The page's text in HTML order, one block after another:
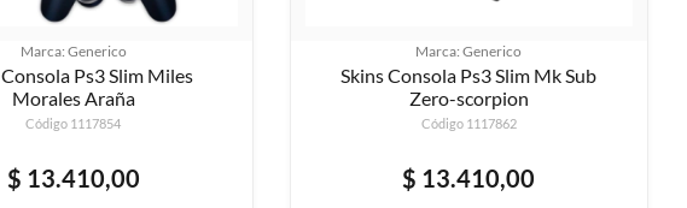
Marca: Generico
Ps3 Slim Miles
Morales Araña
Código 1117854
$ 13.410,00
Marca: Generico
Skins Consola Ps3 Slim Mk Sub
Zero-scorpion
Código 1117862
$ 13.410,00